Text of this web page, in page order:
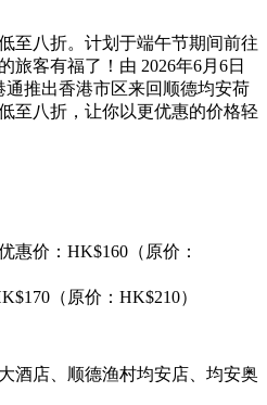
至八折。计划于端午节期间前往
旅客有福了！由 2026年6月6日
通推出香港市区来回顺德均安荷
至八折，让你以更优惠的价格轻
惠价：HK$160（原价：
（原价：HK$210）
酒店、顺德渔村均安店、均安奥